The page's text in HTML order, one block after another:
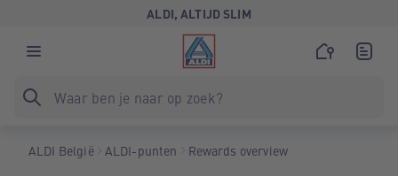
ALDI, ALTIJD SLIM
ALDI België ALDI-punten Rewards overview